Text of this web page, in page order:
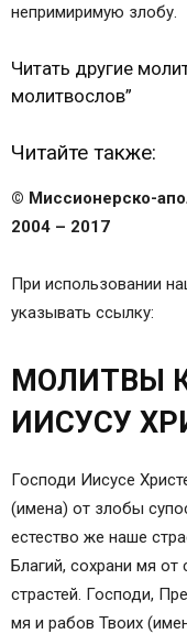
Шестая молитва
Молитва после
Молитва Иисусу
Молитва на
Молитва на
Молитва Иисусу
Молитва о
Иисусу
Молитва Иисусу
Молитва Иисусу
Молитва Иисусу
Молитва Иисусу
Молитва Иисусу о
непримиримую злобу.
Читать другие
молитвослов”
Читайте также:
© Миссионерско-
2004 – 2017
При использовании
указывать ссылку:
МОЛИТВЫ
ИИСУСУ
Господи Иисусе
(имена) от злобы
естество же наше
Благий, сохрани мя
страстей. Господи,
мя и рабов Твоих